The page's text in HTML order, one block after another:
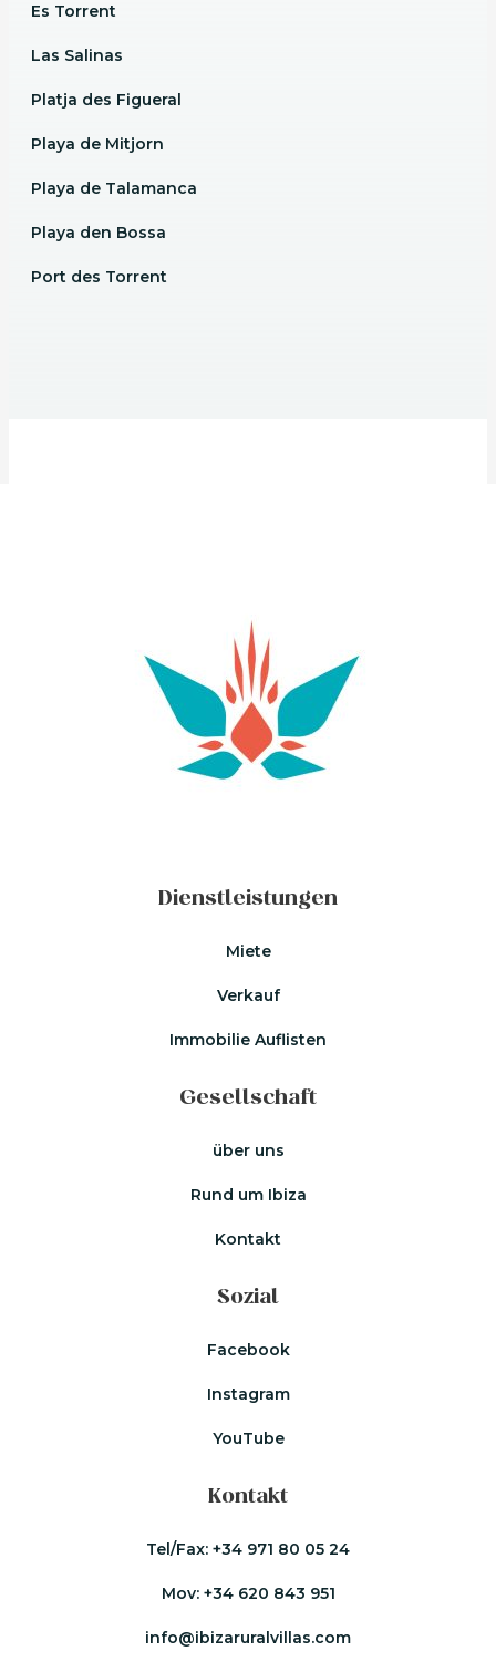
Es Torrent
Las Salinas
Platja des Figueral
Playa de Mitjorn
Playa de Talamanca
Playa den Bossa
Port des Torrent
Dienstleistungen
Miete
Verkauf
Immobilie Auflisten
Gesellschaft
über uns
Rund um Ibiza
Kontakt
Sozial
Facebook
Instagram
YouTube
Kontakt
Tel/Fax: +34 971 80 05 24
Mov: +34 620 843 951
info@ibizaruralvillas.com